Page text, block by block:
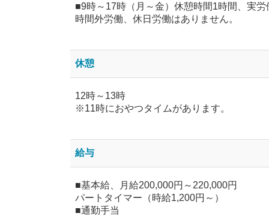
■9時～17時（月～金）休憩時間1時間、実労
時間外労働、休日労働はありません。
休憩
12時～13時
※11時におやつタイムがあります。
給与
■基本給、月給200,000円～220,000円
パートタイマー（時給1,200円～）
■通勤手当